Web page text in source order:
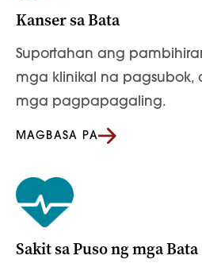
Kanser sa Bata
Suportahan ang
mga klinikal na pagsubok,
mga pagpapagaling.
MAGBASA PA
Sakit sa Puso ng mga Bata